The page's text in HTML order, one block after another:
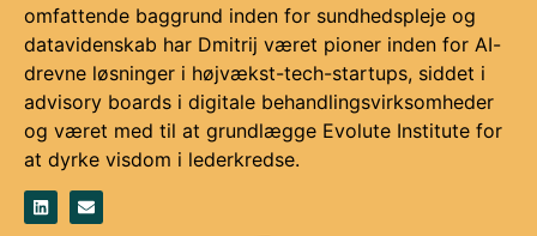
omfattende baggrund inden for sundhedspleje og
datavidenskab har Dmitrij været pioner inden for AI-
drevne løsninger i højvækst-tech-startups, siddet i
advisory boards i digitale behandlingsvirksomheder
og været med til at grundlægge Evolute Institute for
at dyrke visdom i lederkredse.